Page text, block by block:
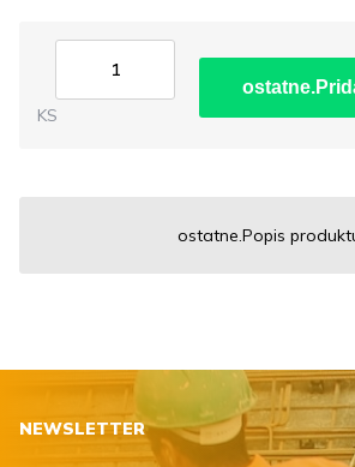
KS
ostatne.Popis
NEWSLETTER